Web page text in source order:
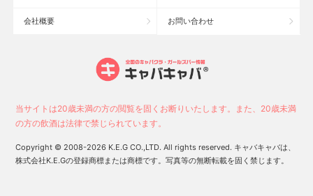
大宮のキャバクラ
新潟市のキャバクラ
高崎市のキャバクラ
新潟駅前のキャバクラ
会社概要 お問い合わせ
当サイトは20歳未満の方の閲覧を固くお断りいたします。また、20歳未満
の方の飲酒は法律で禁じられています。
Copyright © 2008-2026 K.E.G CO.,LTD. All rights reserved. キャバキャバは、
株式会社K.E.Gの登録商標または商標です。写真等の無断転載を固く禁じます。